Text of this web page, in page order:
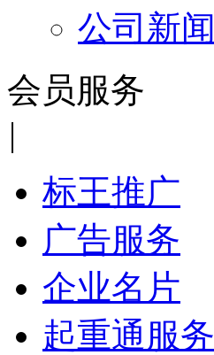
公司新闻
会员服务
|
标王推广
广告服务
企业名片
起重通服务